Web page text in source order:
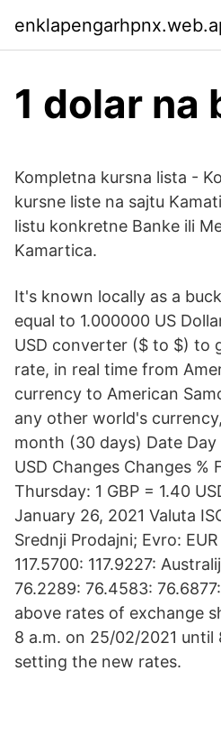
1 dolar na
Kompletna kursna lista -
kursne liste na sajtu
listu konkretne Banke ili
Kamartica.
It's known locally as a
equal to 1.000000 US
USD converter ($ to $) to
rate, in real time from
currency to American
any other world's
month (30 days) Date
USD Changes Changes %
Thursday: 1 GBP = 1.40
January 26, 2021 Valuta
Srednji Prodajni; Evro: EUR
117.5700: 117.9227:
76.2289: 76.4583:
above rates of exchange
8 a.m. on 25/02/2021 until
setting the new rates.